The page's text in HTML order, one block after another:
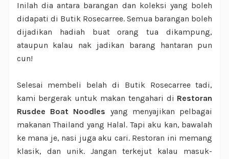
Inilah dia antara barangan dan koleksi yang boleh
didapati di Butik Rosecarree. Semua barangan boleh
dijadikan hadiah buat orang tua dikampung,
ataupun kalau nak jadikan barang hantaran pun
cun!
Selesai membeli belah di Butik Rosecarree tadi,
kami bergerak untuk makan tengahari di Restoran
Rusdee Boat Noodles yang menyajikan pelbagai
makanan Thailand yang Halal. Tapi aku kan, bawalah
ke mana je, nasi juga aku cari. Restoran ini memang
klasik, dan unik. Jangan terkejut kalau masuk-